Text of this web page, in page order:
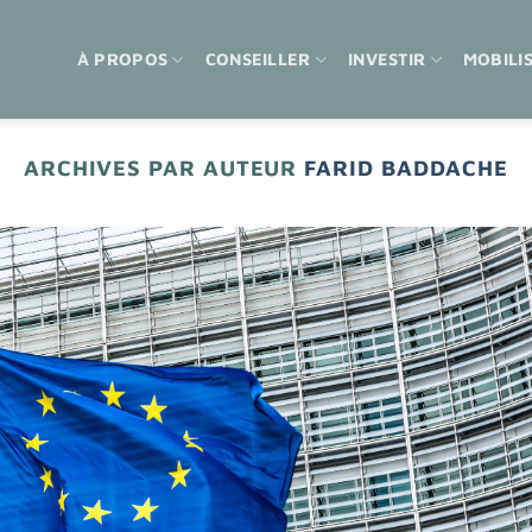
À PROPOS CONSEILLER INVESTIR
ARCHIVES PAR AUTEUR FARID BADDACHE